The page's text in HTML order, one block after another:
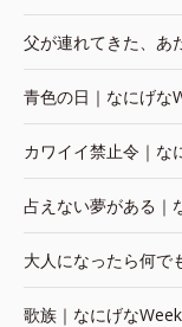
父が連れてきた、あ
青色の日｜なにげな
カワイイ禁止令｜な
占えない夢がある｜
大人になったら何で
歌族｜なにげな